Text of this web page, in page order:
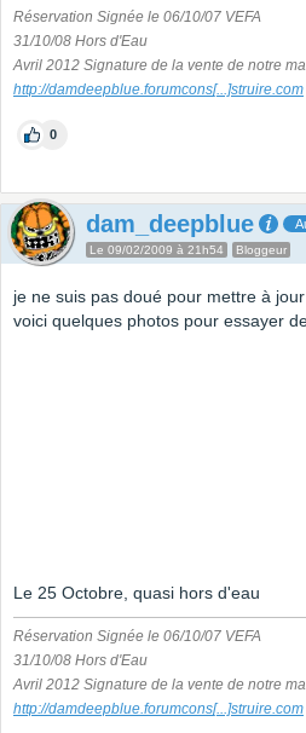
Réservation Signée le 06/10/07 VEFA
31/10/08 Hors d'Eau
Avril 2012 Signature de la vente de notre
http://damdeepblue.forumcons[...]struire.com
0
dam_deepblue
Le 09/02/2009 à 21h54 Bloggeur
je ne suis pas doué pour mettre à
voici quelques photos pour essayer
Le 25 Octobre, quasi hors d'eau
Réservation Signée le 06/10/07 VEFA
31/10/08 Hors d'Eau
Avril 2012 Signature de la vente de notre
http://damdeepblue.forumcons[...]struire.com